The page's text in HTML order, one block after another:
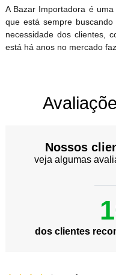
A Bazar Importadora é
que está sempre
necessidade dos clientes,
está há anos no mercado
Nossos
veja algumas
dos clientes